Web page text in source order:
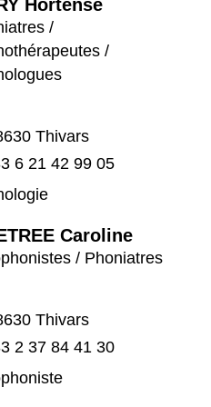
Hortense
/
/
Thivars
6 21 42 99 05
Caroline
/ Phoniatres
Thivars
2 37 84 41 30